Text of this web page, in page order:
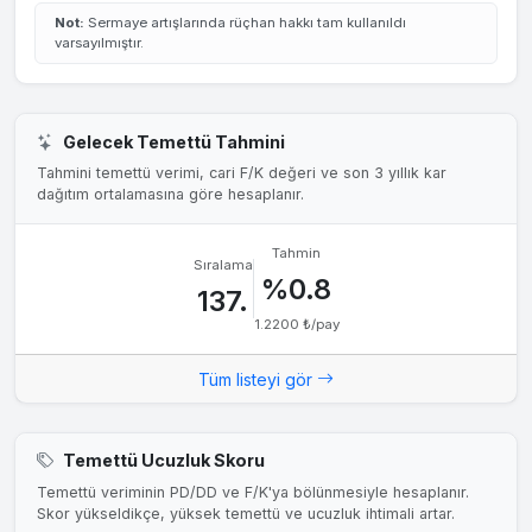
Not: Sermaye artışlarında rüçhan hakkı tam kullanıldı
varsayılmıştır.
Gelecek Temettü Tahmini
Tahmini temettü verimi, cari F/K değeri ve son 3 yıllık kar
dağıtım ortalamasına göre hesaplanır.
Sıralama
137.
Tahmin
%0.8
1.2200 ₺/pay
Tüm listeyi gör
Temettü Ucuzluk Skoru
Temettü veriminin PD/DD ve F/K'ya bölünmesiyle hesaplanır.
Skor yükseldikçe, yüksek temettü ve ucuzluk ihtimali artar.